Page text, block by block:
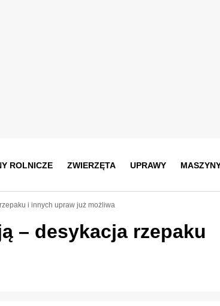
ROLNICZE ZWIERZĘTA UPRAWY
i innych upraw już możliwa
– desykacja rzepaku